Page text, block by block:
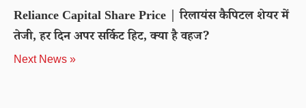
Reliance Capital Share Price | रिलायंस कैपिटल शेयर में
तेजी, हर दिन अपर सर्किट हिट, क्या है वहज?
Next News »